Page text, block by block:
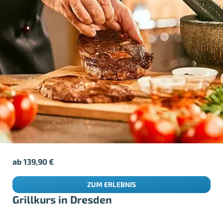
Grillkurs in Dresden
ab139,90€
ZUM ERLEBNIS